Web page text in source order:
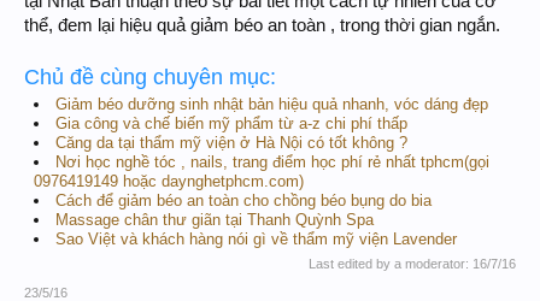
thể, đem lại hiệu quả giảm béo an toàn , trong thời gian ngắn.
Chủ đề cùng chuyên mục:
Giảm béo dưỡng sinh nhật bản hiệu quả nhanh, vóc dáng đẹp
Gia công và chế biến mỹ phẩm từ a-z chi phí thấp
Căng da tại thẩm mỹ viện ở Hà Nội có tốt không ?
Nơi học nghề tóc , nails, trang điểm học phí rẻ nhất tphcm(gọi
0976419149 hoặc daynghetphcm.com)
Cách để giảm béo an toàn cho chồng béo bụng do bia
Massage chân thư giãn tại Thanh Quỳnh Spa
Sao Việt và khách hàng nói gì về thẩm mỹ viện Lavender
Last edited by a moderator: 16/7/16
23/5/16